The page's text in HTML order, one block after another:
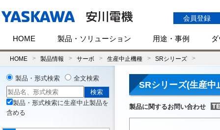
会員登録
HOME 製品・ソリューション 用途・事例
HOME 製品情報 サーボ 生産中止機種 SRシリーズ
SRシリーズ(生産中
製品に関するお問い合わせ
製品・形式検索 全文検索
製品・形式検索に生産中止製品を
含める